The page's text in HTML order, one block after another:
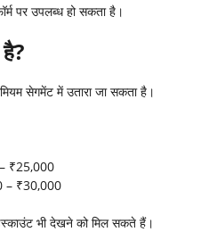
पर उपलब्ध हो सकता है।
?
सेगमेंट में उतारा जा सकता है।
₹25,000
– ₹30,000
भी देखने को मिल सकते हैं।